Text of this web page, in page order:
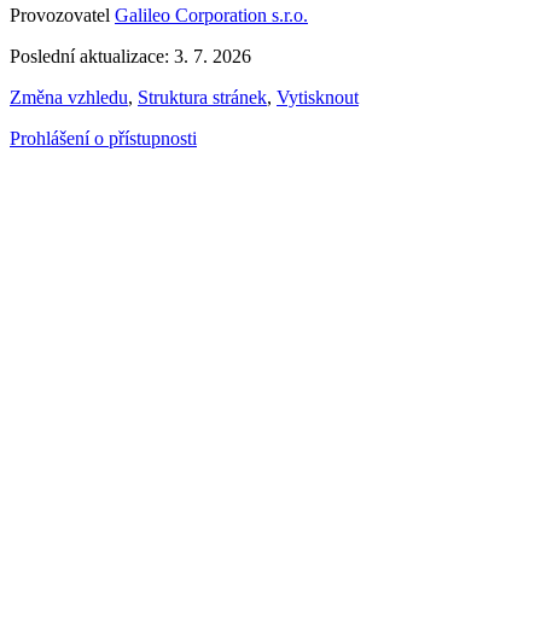
Provozovatel Galileo Corporation s.r.o.
Poslední aktualizace: 3. 7. 2026
Změna vzhledu, Struktura stránek, Vytisknout
Prohlášení o přístupnosti